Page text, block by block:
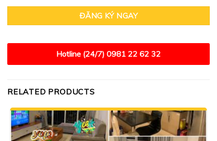
Hotline (24/7) 0981 22 62 32
RELATED PRODUCTS